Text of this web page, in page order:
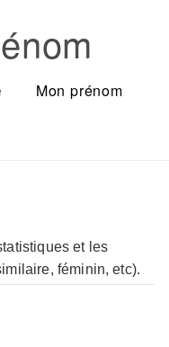
Mon prénom
et les
féminin, etc).